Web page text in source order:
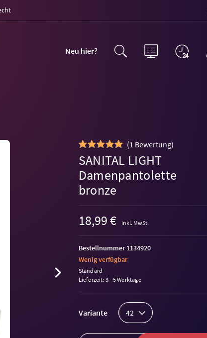
Neu hier?
(1 Bewertung)
SANITAL LIGHT
Damenpantolette
bronze
18,99 €
inkl. MwSt.
Variante 42
Bestellnummer 1134920
Wenig verfügbar
Standard
Lieferzeit: 3 - 5 Werktage